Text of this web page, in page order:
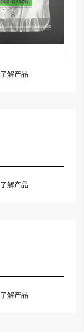
了解产品
了解产品
了解产品